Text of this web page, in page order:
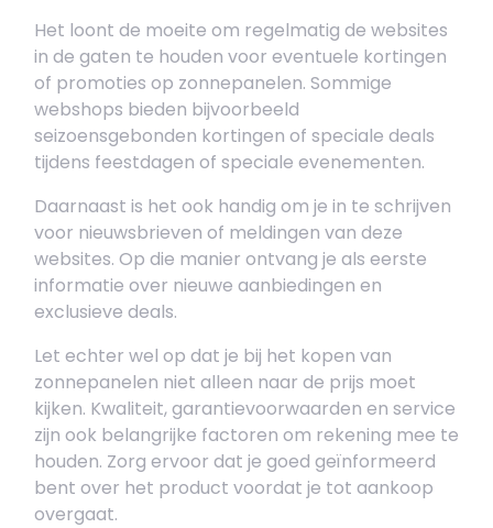
Het loont de moeite om regelmatig de websites
in de gaten te houden voor eventuele kortingen
of promoties op zonnepanelen. Sommige
webshops bieden bijvoorbeeld
seizoensgebonden kortingen of speciale deals
tijdens feestdagen of speciale evenementen.
Daarnaast is het ook handig om je in te schrijven
voor nieuwsbrieven of meldingen van deze
websites. Op die manier ontvang je als eerste
informatie over nieuwe aanbiedingen en
exclusieve deals.
Let echter wel op dat je bij het kopen van
zonnepanelen niet alleen naar de prijs moet
kijken. Kwaliteit, garantievoorwaarden en service
zijn ook belangrijke factoren om rekening mee te
houden. Zorg ervoor dat je goed geïnformeerd
bent over het product voordat je tot aankoop
overgaat.